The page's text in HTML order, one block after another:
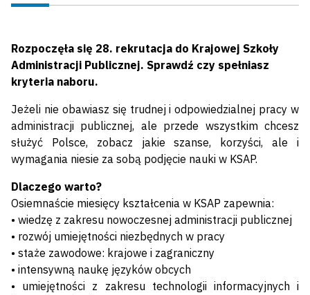
Rozpoczęła się 28. rekrutacja do Krajowej Szkoły
Administracji Publicznej. Sprawdź czy spełniasz
kryteria naboru.
Jeżeli nie obawiasz się trudnej i odpowiedzialnej pracy w
administracji publicznej, ale przede wszystkim chcesz
służyć Polsce, zobacz jakie szanse, korzyści, ale i
wymagania niesie za sobą podjęcie nauki w KSAP.
Dlaczego warto?
Osiemnaście miesięcy kształcenia w KSAP zapewnia:
• wiedzę z zakresu nowoczesnej administracji publicznej
• rozwój umiejętności niezbędnych w pracy
• staże zawodowe: krajowe i zagraniczny
• intensywną naukę języków obcych
• umiejętności z zakresu technologii informacyjnych i